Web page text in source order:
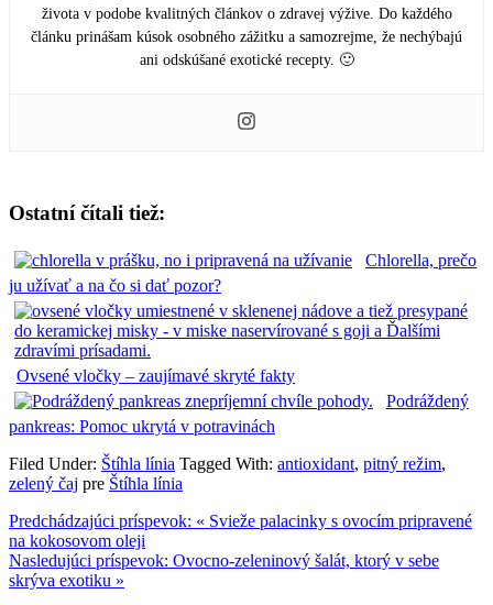
života v podobe kvalitných článkov o zdravej výžive. Do každého
článku prinášam kúsok osobného zážitku a samozrejme, že nechýbajú
ani odskúšané exotické recepty. 🙂
Ostatní čítali tiež:
Chlorella, prečo
ju užívať a na čo si dať pozor?
Ovsené vločky – zaujímavé skryté fakty
Podráždený
pankreas: Pomoc ukrytá v potravinách
Filed Under: Štíhla línia Tagged With: antioxidant, pitný režim,
zelený čaj pre Štíhla línia
Predchádzajúci príspevok: « Svieže palacinky s ovocím pripravené
na kokosovom oleji
Nasledujúci príspevok: Ovocno-zeleninový šalát, ktorý v sebe
skrýva exotiku »